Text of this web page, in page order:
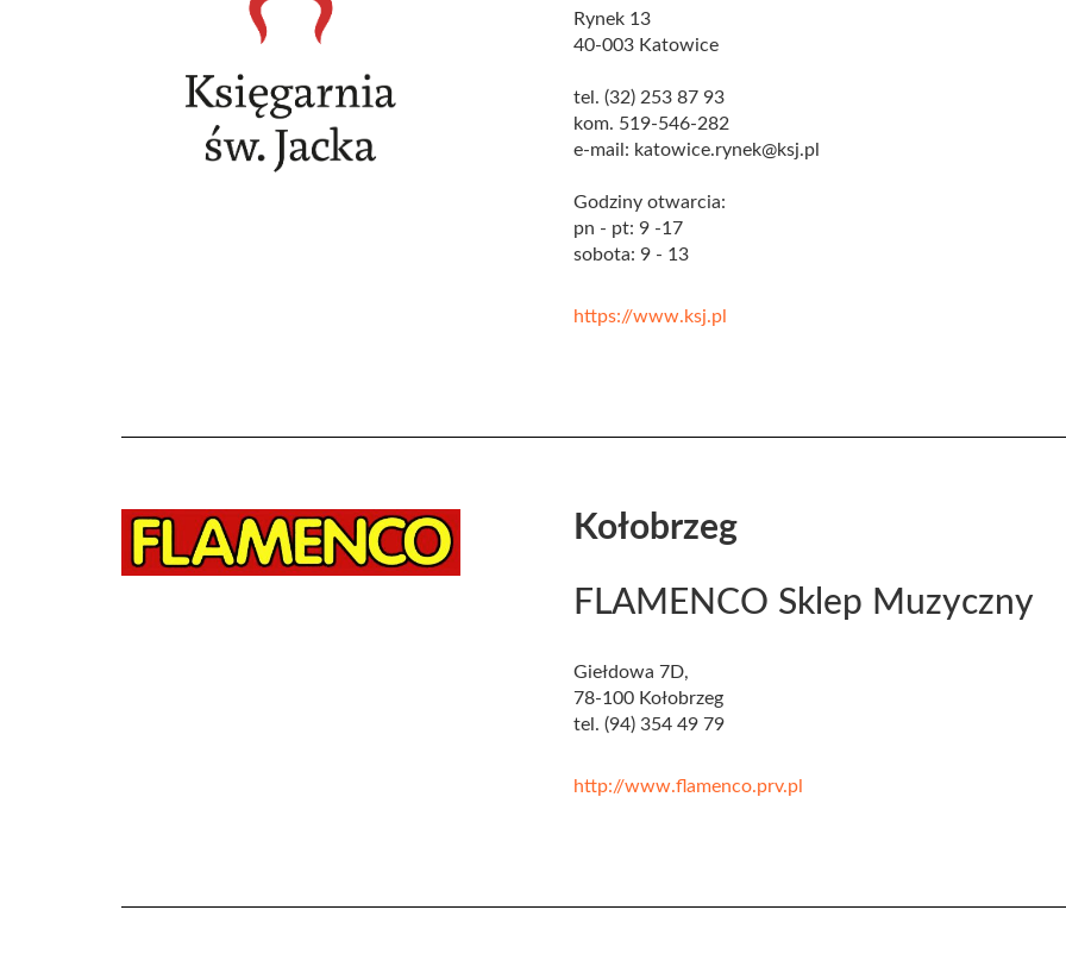
Rynek 13
40-003 Katowice
tel. (32) 253 87 93
kom. 519-546-282
e-mail: katowice.rynek@ksj.pl
Godziny otwarcia:
pn - pt: 9 -17
sobota: 9 - 13
https://www.ksj.pl
Kołobrzeg
FLAMENCO Sklep Muzyczny
Giełdowa 7D,
78-100 Kołobrzeg
tel. (94) 354 49 79
http://www.flamenco.prv.pl